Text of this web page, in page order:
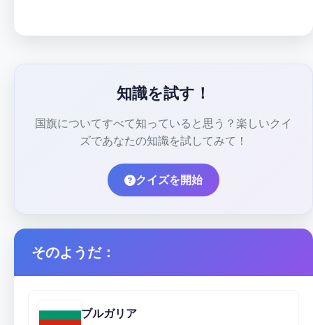
知識を試す！
国旗についてすべて知っていると思う？楽しいクイ
ズであなたの知識を試してみて！
クイズを開始
そのようだ：
ブルガリア